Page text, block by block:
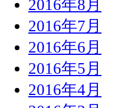
2016年8月
2016年7月
2016年6月
2016年5月
2016年4月